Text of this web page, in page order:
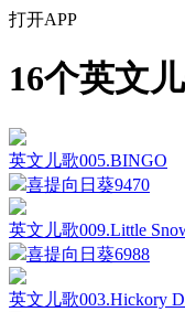
打开APP
16个英文
英文儿歌005.BINGO
喜提向日葵9470
英文儿歌009.Little
喜提向日葵6988
英文儿歌003.Hickory